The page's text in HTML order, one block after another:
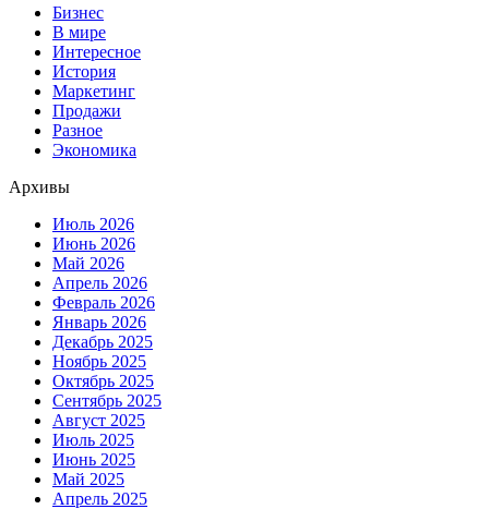
Бизнес
В мире
Интересное
История
Маркетинг
Продажи
Разное
Экономика
Архивы
Июль 2026
Июнь 2026
Май 2026
Апрель 2026
Февраль 2026
Январь 2026
Декабрь 2025
Ноябрь 2025
Октябрь 2025
Сентябрь 2025
Август 2025
Июль 2025
Июнь 2025
Май 2025
Апрель 2025